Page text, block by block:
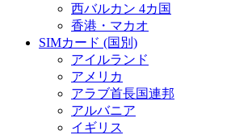
西バルカン 4カ国
香港・マカオ
SIMカード (国別)
アイルランド
アメリカ
アラブ首長国連邦
アルバニア
イギリス